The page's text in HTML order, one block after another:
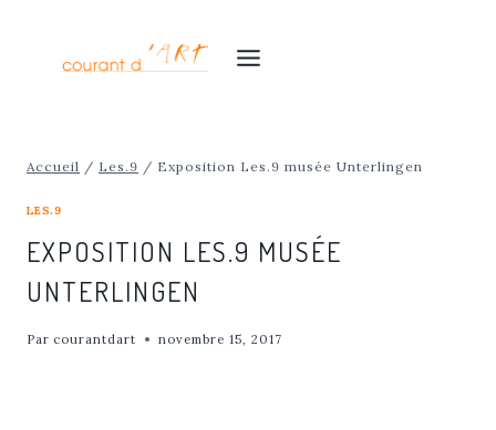
contenu
Accueil / Les.9 / Exposition Les.9 musée Unterlingen
LES.9
EXPOSITION LES.9 MUSÉE
UNTERLINGEN
Par courantdart novembre 15, 2017